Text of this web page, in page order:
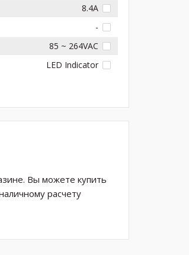
8.4A
-
85 ~ 264VAC
LED Indicator
Вы можете купить
расчету